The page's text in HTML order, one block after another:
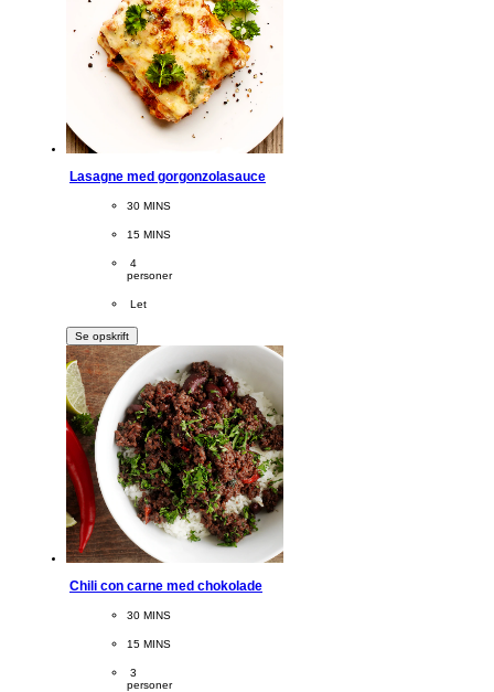
Lasagne med gorgonzolasauce
CookingTime
30 MINS
PreparationTime
15 MINS
Servings
4
personer
Difficulty
Let
Se opskrift
Chili con carne med chokolade
CookingTime
30 MINS
PreparationTime
15 MINS
Servings
3
personer